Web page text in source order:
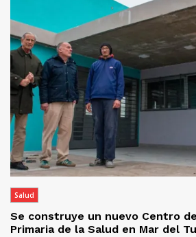
Salud
Se construye un nuevo Centro
Primaria de la Salud en Mar del